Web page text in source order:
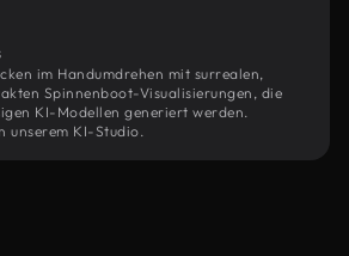
im Handumdrehen mit surrealen,
Spinnenboot-Visualisierungen, die
KI-Modellen generiert werden.
unserem KI-Studio.